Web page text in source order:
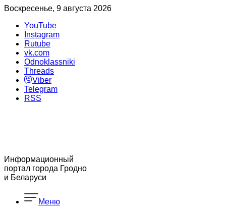
Воскресенье, 9 августа 2026
YouTube
Instagram
Rutube
vk.com
Odnoklassniki
Threads
Viber
Telegram
RSS
Информационный
портал города Гродно
и Беларуси
Меню